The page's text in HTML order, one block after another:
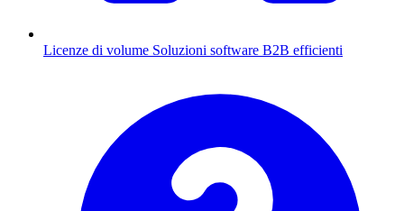
Licenze di volume Soluzioni software B2B efficienti